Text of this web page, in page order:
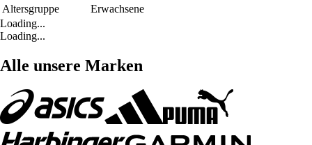
Altersgruppe
Erwachsene
Loading...
Loading...
Alle unsere Marken